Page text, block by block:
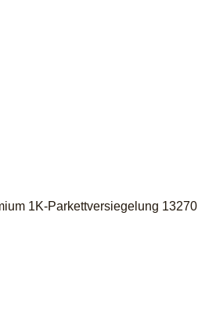
1K-Parkettversiegelung 13270